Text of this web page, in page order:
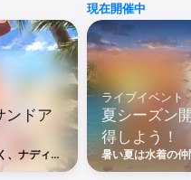
自分だけの航海を始めよう！
のようなファンタジー世界で
ティなカートゥーンレンダリ
。
り ― 外見も性格もバックグラ
めて、自分だけのストーリー
しょう！
と、華やかで迫力のあるス
ンドア
、ナディア
プ募集に登
現在開催中
ライブイベント
夏シーズン
得しよう！
暑い夏は水着の
ンイベントに参